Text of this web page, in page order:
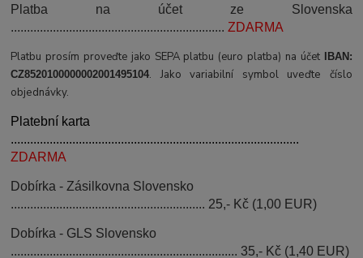
Platba na účet ze Slovenska
..................................................................ZDARMA
Platbu prosím proveďte jako SEPA platbu (euro platba) na účet
IBAN:
CZ8520100000002001495104. Jako variabilní symbol uveďte číslo
objednávky.
Platební karta
.........................................................................................
ZDARMA
Dobírka - Zásilkovna Slovensko
............................................................ 25,- Kč (1,00 EUR)
Dobírka - GLS Slovensko
...................................................................... 35,- Kč (1,40 EUR)